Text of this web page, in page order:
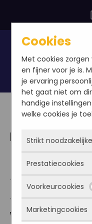
Mobile
Mobile
scherm
Tegenwoordig is
websiteshelemaal
Cookies
Met cookies
en fijner voor je is.
je ervaring
het gaat niet om
handige
welke cookies je
Strikt
Deze cookies
überhaupt
kunnen niet
ze alleen
inloggen, een
Prestatiecookies
Met deze
bezocht wordt,
komen en welke
Voorkeurcookies
Deze cookies
Marketingcookies